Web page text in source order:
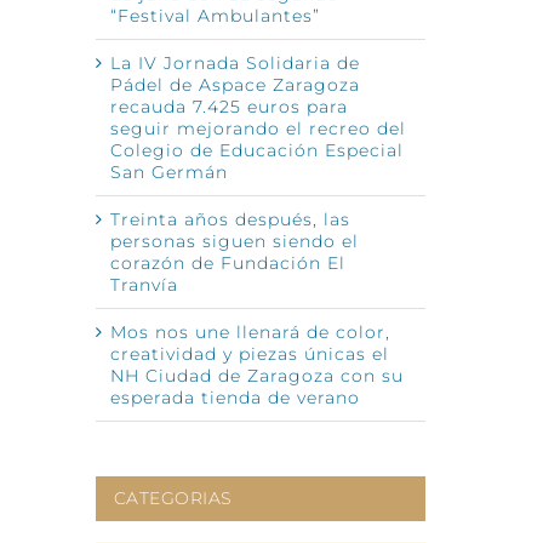
“Festival Ambulantes”
La IV Jornada Solidaria de
Pádel de Aspace Zaragoza
recauda 7.425 euros para
seguir mejorando el recreo del
Colegio de Educación Especial
San Germán
Treinta años después, las
personas siguen siendo el
corazón de Fundación El
Tranvía
Mos nos une llenará de color,
creatividad y piezas únicas el
NH Ciudad de Zaragoza con su
esperada tienda de verano
CATEGORIAS